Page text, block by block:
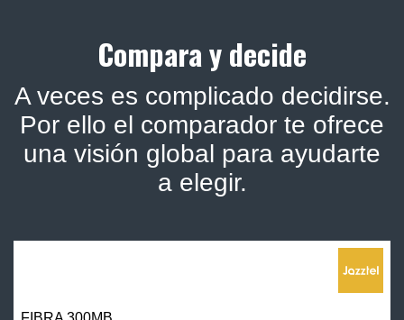
Compara y decide
A veces es complicado decidirse.
Por ello el comparador te ofrece
una visión global para ayudarte
a elegir.